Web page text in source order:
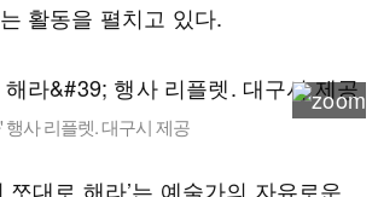
활동을 펼치고 있다.
행사 리플렛. 대구시 제공
쪼대로 해라’는 예술가의 자유로운